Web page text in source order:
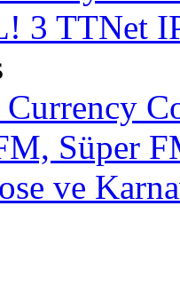
3 TTNet
Süper
ve